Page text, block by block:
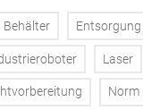
Behälter Entsorgung
Laser
Norm